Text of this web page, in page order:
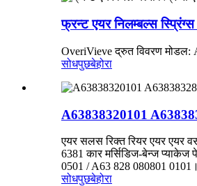
फ्रन्ट एयर निलम्बल्स
OveriVieve द्रुत विवरण मोडल:
सोधपुछबेहोरा
A63838320101
एयर सलस रिक्त रियर एयर एयर
6381 कार मर्सिडिज-बेन्ज प्याकेज
0501 / A63 828 080801
सोधपुछबेहोरा